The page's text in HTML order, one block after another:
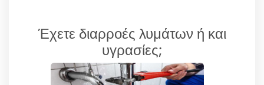
Έχετε διαρροές λυμάτων ή και
υγρασίες;